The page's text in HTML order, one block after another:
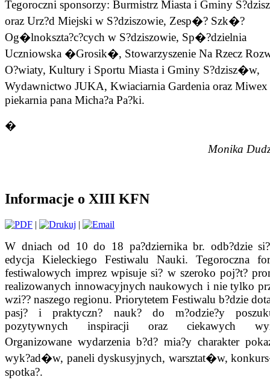
Tegoroczni sponsorzy: Burmistrz Miasta i Gminy
oraz Urz?d Miejski w S?dziszowie, Zesp�? Szk�?
Og�lnokszta?c?cych w S?dziszowie, Sp�?dzielnia
Uczniowska �Grosik�, Stowarzyszenie Na Rzecz
O?wiaty, Kultury i Sportu Miasta i Gminy S?dzisz�w,
Wydawnictwo JUKA, Kwiaciarnia Gardenia oraz
piekarnia pana Micha?a Pa?ki.
�
Monika
Informacje o XIII KFN
| |
W dniach od 10 do 18 pa?dziernika br. odb?dzie
edycja Kieleckiego Festiwalu Nauki. Tegoroczna
festiwalowych imprez wpisuje si? w szeroko poj?t?
realizowanych innowacyjnych naukowych i nie tylko
wzi?? naszego regionu. Priorytetem Festiwalu b?dzie
pasj? i praktyczn? nauk? do m?odzie?y
pozytywnych inspiracji oraz ciekawych
Organizowane wydarzenia b?d? mia?y charakter
wyk?ad�w, paneli dyskusyjnych, warsztat�w,
spotka?.